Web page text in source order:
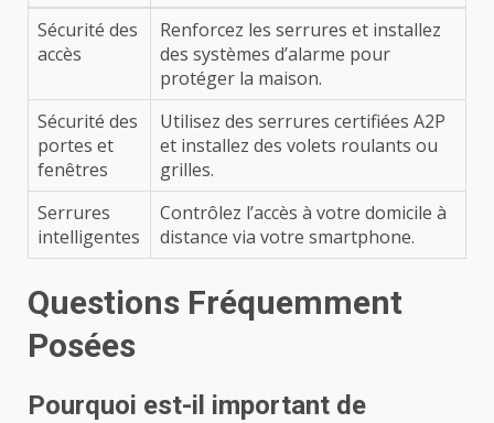
Sécurité des
accès
Renforcez les serrures et installez
des systèmes d’alarme pour
protéger la maison.
Sécurité des
portes et
fenêtres
Utilisez des serrures certifiées A2P
et installez des volets roulants ou
grilles.
Serrures
intelligentes
Contrôlez l’accès à votre domicile à
distance via votre smartphone.
Questions Fréquemment
Posées
Pourquoi est-il important de